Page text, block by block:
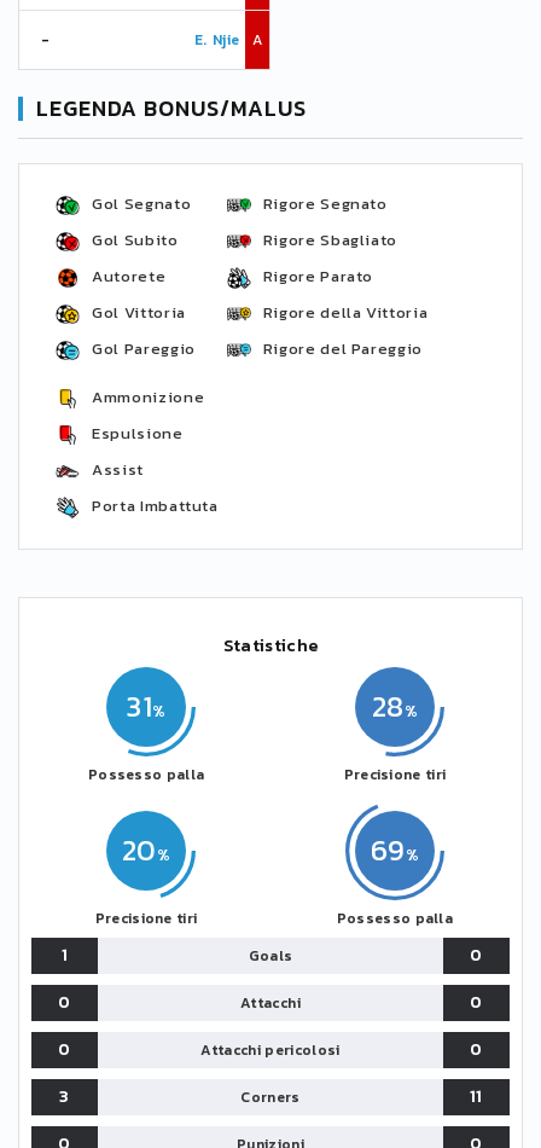
- E. Njie A
LEGENDA BONUS/MALUS
Gol Segnato
Gol Subito
Autorete
Gol Vittoria
Gol Pareggio
Rigore Segnato
Rigore Sbagliato
Rigore Parato
Rigore della Vittoria
Rigore del Pareggio
Ammonizione
Espulsione
Assist
Porta Imbattuta
Statistiche
31
Possesso palla
20
Precisione tiri
69
Possesso palla
28
Precisione tiri
1 Goals
0
0
Attacchi
0
0
Attacchi pericolosi
0
3
Corners
11